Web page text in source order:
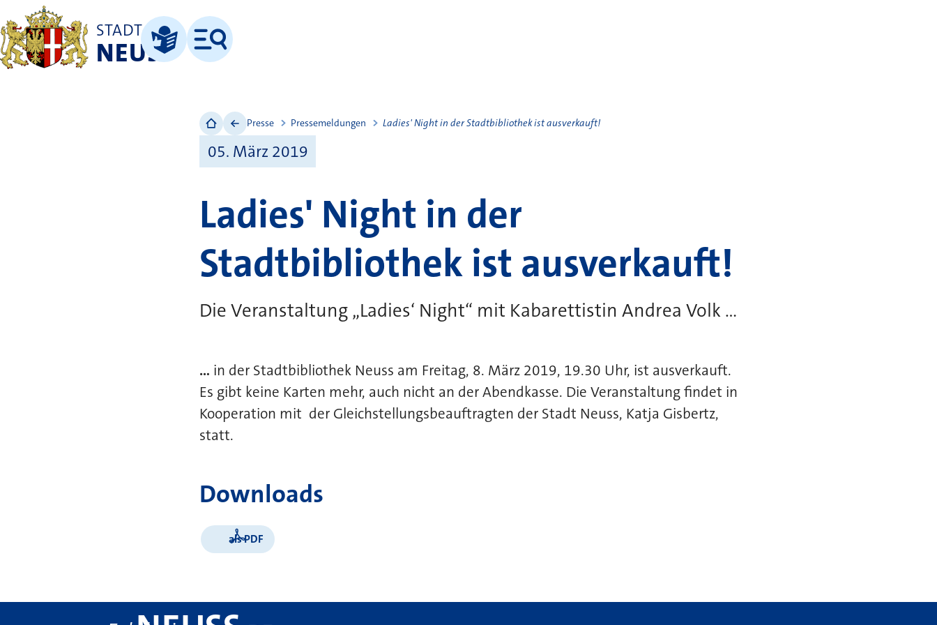
STADT
NEUSSLeichte Sprache
Menü
Presse Pressemeldungen Ladies' Night in der Stadtbibliothek ist ausverkauft!
05. März 2019
Ladies' Night in der
Stadtbibliothek ist ausverkauft!
Die Veranstaltung „Ladies‘ Night“ mit Kabarettistin Andrea Volk ...
... in der Stadtbibliothek Neuss am Freitag, 8. März 2019, 19.30 Uhr, ist ausverkauft.
Es gibt keine Karten mehr, auch nicht an der Abendkasse. Die Veranstaltung findet in
Kooperation mit der Gleichstellungsbeauftragten der Stadt Neuss, Katja Gisbertz,
statt.
Downloads
als PDF